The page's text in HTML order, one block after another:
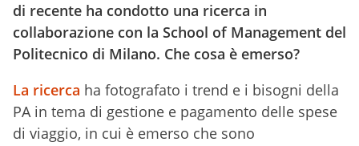
di recente ha condotto una ricerca in
collaborazione con la School of Management del
Politecnico di Milano. Che cosa è emerso?
La ricerca ha fotografato i trend e i bisogni della
PA in tema di gestione e pagamento delle spese
di viaggio, in cui è emerso che sono